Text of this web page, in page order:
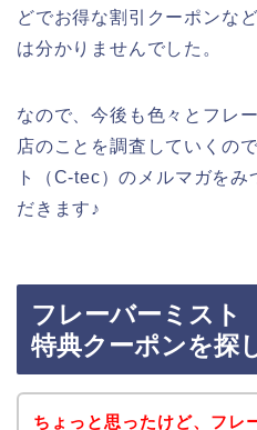
どでお得な割引クーポンな
は分かりませんでした。
なので、今後も色々とフレ
店のことを調査していくの
ト（C-tec）のメルマガを
だきます♪
フレーバーミスト
特典クーポンを探
ちょっと思ったけど、フレ